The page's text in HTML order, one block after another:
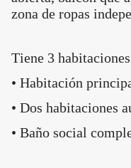
zona de ropas
Tiene 3
• Habitación
• Dos habitaciones
• Baño social